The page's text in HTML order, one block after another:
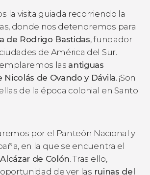
la visita guiada recorriendo la
donde nos detendremos para
de Rodrigo Bastidas, fundador
de América del Sur.
las antiguas
Nicolás de Ovando y Dávila. ¡Son
de la época colonial en Santo
por el Panteón Nacional y
en la que se encuentra el
Alcázar de Colón. Tras ello,
de ver las ruinas del